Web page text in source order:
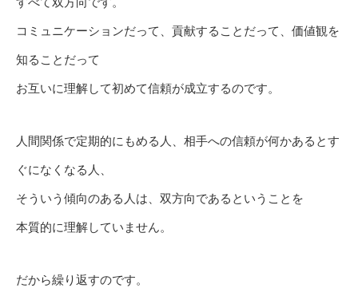
コミュニケーションだって、貢献することだって、価値観を
知ることだって
お互いに理解して初めて信頼が成立するのです。
人間関係で定期的にもめる人、相手への信頼が何かあるとす
ぐになくなる人、
そういう傾向のある人は、双方向であるということを
本質的に理解していません。
だから繰り返すのです。